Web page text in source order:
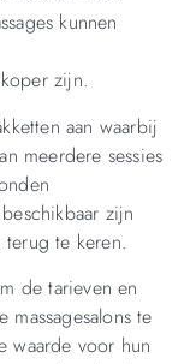
kunnen
zijn.
aan waarbij
meerdere sessies
zijn
te keren.
de tarieven en
massagesalons te
waarde voor hun